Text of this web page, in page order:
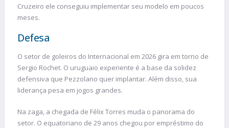
Cruzeiro ele conseguiu implementar seu modelo em poucos
meses.
Defesa
O setor de goleiros do Internacional em 2026 gira em torno de
Sergio Rochet. O uruguaio experiente é a base da solidez
defensiva que Pezzolano quer implantar. Além disso, sua
liderança pesa em jogos grandes.
Na zaga, a chegada de Félix Torres muda o panorama do
setor. O equatoriano de 29 anos chegou por empréstimo do